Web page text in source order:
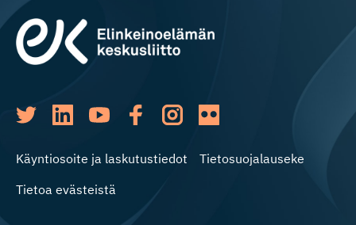
Käyntiosoite ja laskutustiedot
Tietosuojalauseke
Tietoa evästeistä